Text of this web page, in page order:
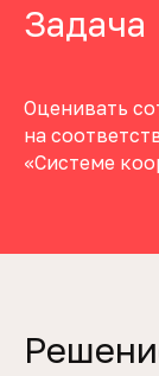
Задача
Оценивать
на
«Системе